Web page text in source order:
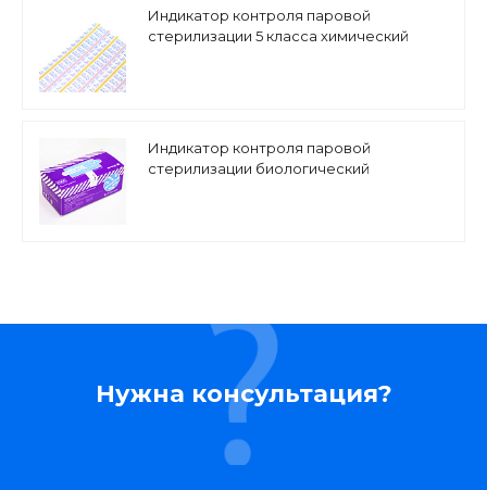
Индикатор контроля паровой
стерилизации 5 класса химический
Индикатор контроля паровой
стерилизации биологический
Нужна консультация?